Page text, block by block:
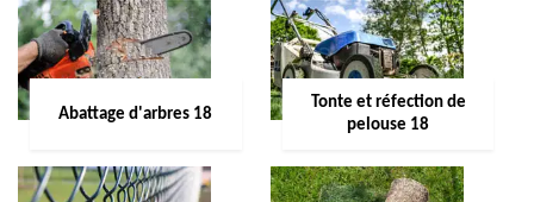
Abattage d'arbres 18
Tonte et réfection de
pelouse 18